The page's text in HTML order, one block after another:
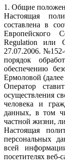
1. Общие
Настоящая
составлена в
Европейского
Regulation или
27.07.2006.
порядок
обеспечению
Ермоловой
Оператор
осуществления
человека и
данных, в том
частной жизни,
Настоящая
персональных
всей
посетителях веб-